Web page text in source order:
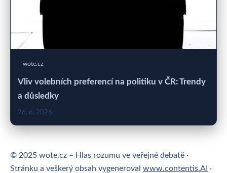
wote.cz
Vliv volebních preferencí na politiku v ČR: Trendy
a důsledky
26. 6. 2026
© 2025 wote.cz – Hlas rozumu ve veřejné debatě ·
Stránku a veškerý obsah vygeneroval www.contentis.AI ·